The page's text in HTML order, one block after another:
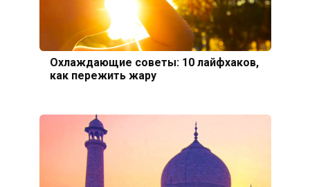
Охлаждающие советы: 10 лайфхаков,
как пережить жару